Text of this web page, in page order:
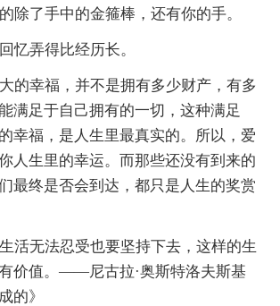
了手中的金箍棒，还有你的手。
弄得比经历长。
幸福，并不是拥有多少财产，有多
满足于自己拥有的一切，这种满足
幸福，是人生里最真实的。所以，爱
人生里的幸运。而那些还没有到来的
最终是否会到达，都只是人生的奖赏
无法忍受也要坚持下去，这样的生
价值。――尼古拉·奥斯特洛夫斯基
的》